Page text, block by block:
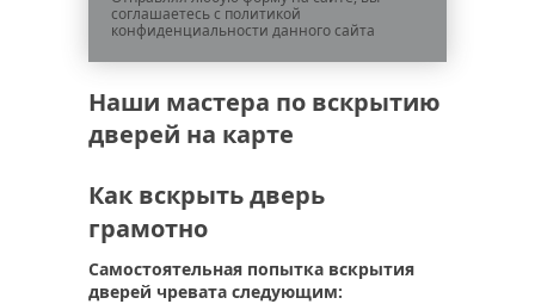
соглашаетесь с политикой
конфиденциальности данного сайта
Наши мастера по вскрытию
дверей на карте
Как вскрыть дверь
грамотно
Самостоятельная попытка вскрытия
дверей чревата следующим: